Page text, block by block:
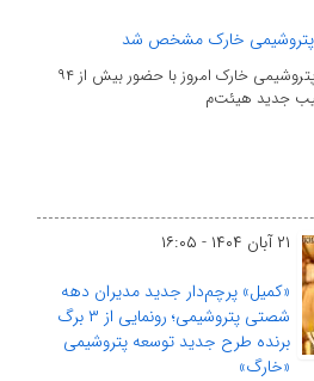
پتروشیمی خارک مشخص شد
مجمع عمومی عادی شرکت پتروشیمی خارک امروز با حضور بیش از ۹۴
جدید هیئت‌م
۲۱ آبان ۱۴۰۴ - ۱۶:۰۵
«کمیل» پرچم‌دار جدید مدیران دهه
شصتی پتروشیمی‌؛ رونمایی از ۳ برگ
برنده طرح جدید توسعه پتروشیمی
«خارگ»